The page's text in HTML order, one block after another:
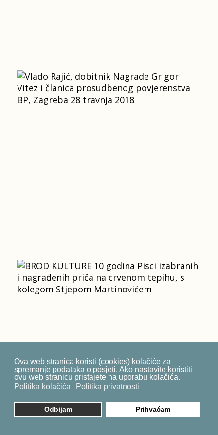
Ova web stranica koristi (cookies) kolačiće za
spremanje podataka o posjeti. Ako nastavite koristiti
ovu web stranicu pristajete na uporabu kolačića.
Politika kolačića
Politika privatnosti
Odbijam Prihvaćam